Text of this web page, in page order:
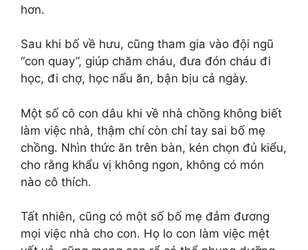
hơn.
Sau khi bố về hưu, cũng tham gia vào đội ngũ
“con quay”, giúp chăm cháu, đưa đón cháu đi
học, đi chợ, học nấu ăn, bận bịu cả ngày.
Một số cô con dâu khi về nhà chồng không biết
làm việc nhà, thậm chí còn chỉ tay sai bố mẹ
chồng. Nhìn thức ăn trên bàn, kén chọn đủ kiểu,
cho rằng khẩu vị không ngon, không có món
nào cô thích.
Tất nhiên, cũng có một số bố mẹ đảm đương
mọi việc nhà cho con. Họ lo con làm việc mệt